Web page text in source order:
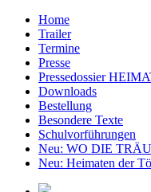
Home
Trailer
Termine
Presse
Pressedossier
Downloads
Bestellung
Besondere Texte
Schulvorführungen
Neu: WO DIE
Neu: Heimaten der